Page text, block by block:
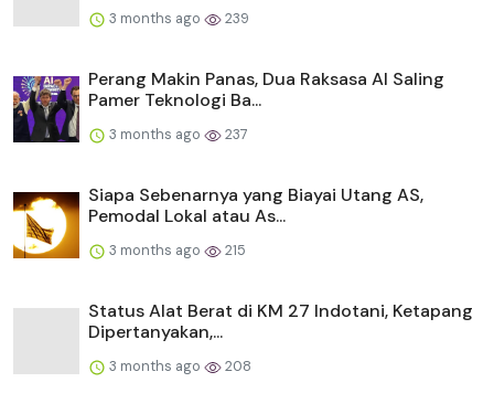
3 months ago 239
Perang Makin Panas, Dua Raksasa AI Saling
Pamer Teknologi Ba...
3 months ago 237
Siapa Sebenarnya yang Biayai Utang AS,
Pemodal Lokal atau As...
3 months ago 215
Status Alat Berat di KM 27 Indotani, Ketapang
Dipertanyakan,...
3 months ago 208